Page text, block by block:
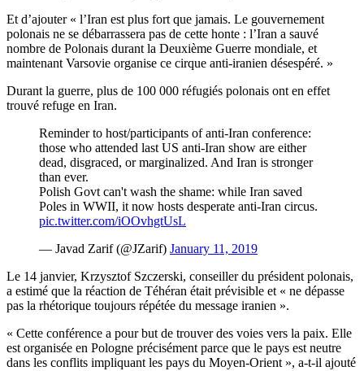
Et d’ajouter « l’Iran est plus fort que jamais. Le gouvernement
polonais ne se débarrassera pas de cette honte : l’Iran a sauvé
nombre de Polonais durant la Deuxième Guerre mondiale, et
maintenant Varsovie organise ce cirque anti-iranien désespéré. »
Durant la guerre, plus de 100 000 réfugiés polonais ont en effet
trouvé refuge en Iran.
Reminder to host/participants of anti-Iran conference:
those who attended last US anti-Iran show are either
dead, disgraced, or marginalized. And Iran is stronger
than ever.
Polish Govt can't wash the shame: while Iran saved
Poles in WWII, it now hosts desperate anti-Iran circus.
pic.twitter.com/iOOvhgtUsL
— Javad Zarif (@JZarif) January 11, 2019
Le 14 janvier, Krzysztof Szczerski, conseiller du président polonais,
a estimé que la réaction de Téhéran était prévisible et « ne dépasse
pas la rhétorique toujours répétée du message iranien ».
« Cette conférence a pour but de trouver des voies vers la paix. Elle
est organisée en Pologne précisément parce que le pays est neutre
dans les conflits impliquant les pays du Moyen-Orient », a-t-il ajouté